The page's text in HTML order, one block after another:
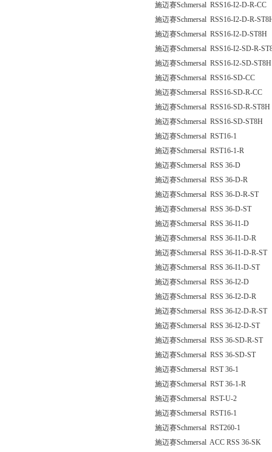
施迈赛Schmersal RSS16-I2-D-R-CC
施迈赛Schmersal RSS16-I2-D-R-
施迈赛Schmersal RSS16-I2-D-ST8H
施迈赛Schmersal RSS16-I2-SD-R-
施迈赛Schmersal RSS16-I2-SD-ST8H
施迈赛Schmersal RSS16-SD-CC
施迈赛Schmersal RSS16-SD-R-CC
施迈赛Schmersal RSS16-SD-R-ST8H
施迈赛Schmersal RSS16-SD-ST8H
施迈赛Schmersal RST16-1
施迈赛Schmersal RST16-1-R
施迈赛Schmersal RSS 36-D
施迈赛Schmersal RSS 36-D-R
施迈赛Schmersal RSS 36-D-R-ST
施迈赛Schmersal RSS 36-D-ST
施迈赛Schmersal RSS 36-I1-D
施迈赛Schmersal RSS 36-I1-D-R
施迈赛Schmersal RSS 36-I1-D-R-ST
施迈赛Schmersal RSS 36-I1-D-ST
施迈赛Schmersal RSS 36-I2-D
施迈赛Schmersal RSS 36-I2-D-R
施迈赛Schmersal RSS 36-I2-D-R-ST
施迈赛Schmersal RSS 36-I2-D-ST
施迈赛Schmersal RSS 36-SD-R-ST
施迈赛Schmersal RSS 36-SD-ST
施迈赛Schmersal RST 36-1
施迈赛Schmersal RST 36-1-R
施迈赛Schmersal RST-U-2
施迈赛Schmersal RST16-1
施迈赛Schmersal RST260-1
施迈赛Schmersal ACC RSS 36-SK